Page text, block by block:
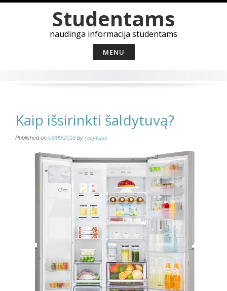
Studentams
naudinga informacija studentams
MENU
Kaip išsirinkti šaldytuvą?
Published on 06/09/2018 by rasytojas